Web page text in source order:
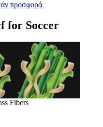
προσφορά
for Soccer
Fibers